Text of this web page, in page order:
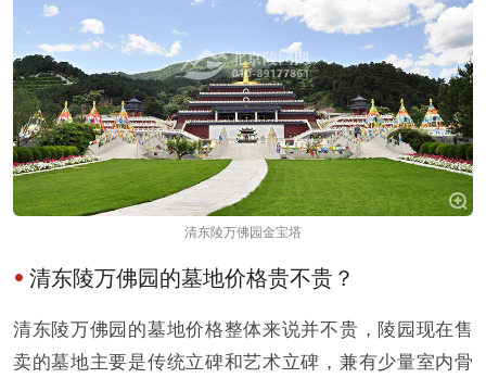
清东陵万佛园金宝塔
清东陵万佛园的墓地价格贵不贵？
清东陵万佛园的墓地价格整体来说并不贵，陵园现在售
卖的墓地主要是传统立碑和艺术立碑，兼有少量室内骨